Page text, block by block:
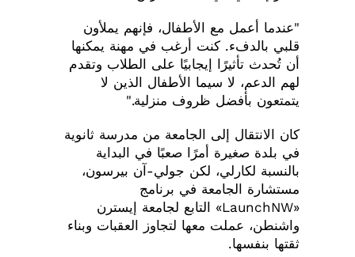
"عندما أعمل مع الأطفال، فإنهم يملأون
قلبي بالدفء. كنت أرغب في مهنة يمكنها
أن تُحدث تأثيرًا إيجابيًا على الطلاب وتقدم
لهم الدعم، لا سيما الأطفال الذين لا
يتمتعون بأفضل ظروف منزلية."
كان الانتقال إلى الجامعة من مدرسة ثانوية
في بلدة صغيرة أمرًا صعبًا في البداية
بالنسبة لكارلي، لكن جولي-آن بيرسون،
مستشارة الجامعة في برنامج
«LaunchNW» التابع لجامعة إيسترن
واشنطن، عملت معها لتجاوز العقبات وبناء
ثقتها بنفسها.